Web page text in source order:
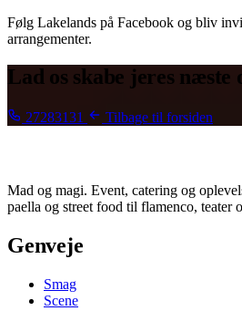
Følg Lakelands på Facebook og bliv
arrangementer.
Lad os skabe jeres næste
27283131 Tilbage til forsiden
Mad og magi. Event, catering og
paella og street food til flamenco, teater
Genveje
Smag
Scene